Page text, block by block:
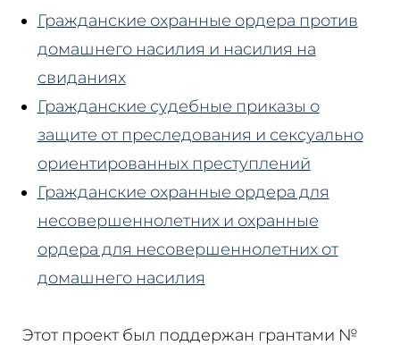
Гражданские охранные ордера против
домашнего насилия и насилия на
свиданиях
Гражданские судебные приказы о
защите от преследования и сексуально
ориентированных преступлений
Гражданские охранные ордера для
несовершеннолетних и охранные
ордера для несовершеннолетних от
домашнего насилия
Этот проект был поддержан грантами №